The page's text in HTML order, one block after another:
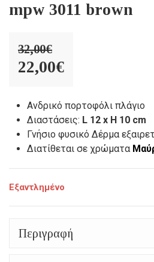
mpw 3011 brown
32,00€
Original
was:
32,00€.
22,00€
τρέχουσα
τιμή
είναι:
22,00€.
Ανδρικό πορτοφόλι πλάγιο
Διαστάσεις: L 12 x H 10 cm
Γνήσιο φυσικό Δέρμα
Διατίθεται σε χρώματα
Εξαντλημένο
Περιγραφή